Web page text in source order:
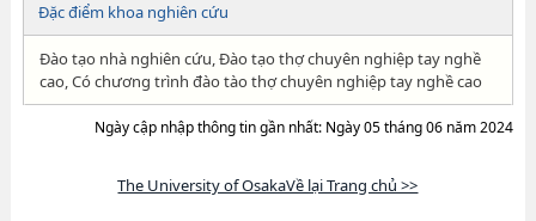
Đặc điểm khoa nghiên cứu
Đào tạo nhà nghiên cứu, Đào tạo thợ chuyên nghiệp tay nghề
cao, Có chương trình đào tào thợ chuyên nghiệp tay nghề cao
Ngày cập nhập thông tin gần nhất: Ngày 05 tháng 06 năm 2024
The University of OsakaVề lại Trang chủ >>